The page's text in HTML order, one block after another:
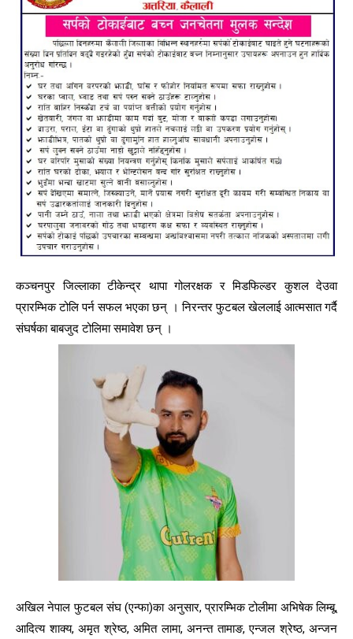
कञ्चनपुर जिल्लाका टीकेन्द्र थापा गोलरक्षक र मिडफिल्डर कुशल देउवा
प्रारम्भिक टोलि पर्न सफल भएका छन् । निरन्तर फुटबल खेललाई आत्मसात गर्दै
संघर्षका बाबजुद टोलिमा समावेश छन् ।
अखिल नेपाल फुटबल संघ (एन्फा)का अनुसार, प्रारम्भिक टोलीमा अभिषेक लिम्बू,
आदित्य शाक्य, अमृत श्रेष्ठ, अमित लामा, अनन्त तामाङ, एन्जल श्रेष्ठ, अन्जन